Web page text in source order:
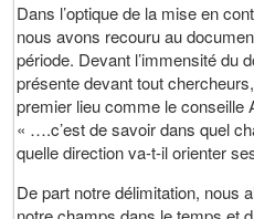
Dans l’optique de la mise en
nous avons recouru au
période. Devant l’immensité du
présente devant tout
premier lieu comme le conseille
« ….c’est de savoir dans quel
quelle direction va-t-il orienter
De part notre délimitation, nous